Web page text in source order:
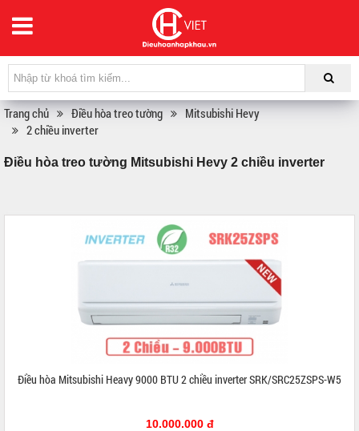
Trang chủ Điều hòa treo tường
Mitsubishi Hevy
2 chiều inverter
Điều hòa treo tường Mitsubishi Hevy 2 chiều inverter
Điều hòa Mitsubishi Heavy 9000 BTU 2 chiều inverter SRK/SRC25ZSPS-W5
10.000.000 đ